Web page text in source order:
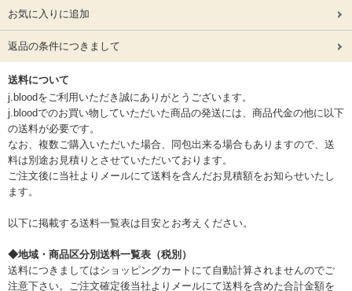
お気に入りに追加
返品の条件につきまして
送料について
j.bloodをご利用いただき誠にありがとうございます。
j.bloodでのお買い物していただいた商品の発送には、商品代金の他に以下
の送料が必要です。
なお、複数ご購入いただいた場合、同包出来る場合もありますので、送
料は別途お見積りとさせていただいております。
ご注文後に当社よりメールにて送料を含んだお見積額をお知らせいたし
ます。
以下に掲載する送料一覧表は目安とお考えください。
◆地域・商品区分別送料一覧表（税別）
送料につきましてはショッピングカートにて自動計算されませんのでご
注意下さい。ご注文確定後当社よりメールにて送料を含めた合計金額を